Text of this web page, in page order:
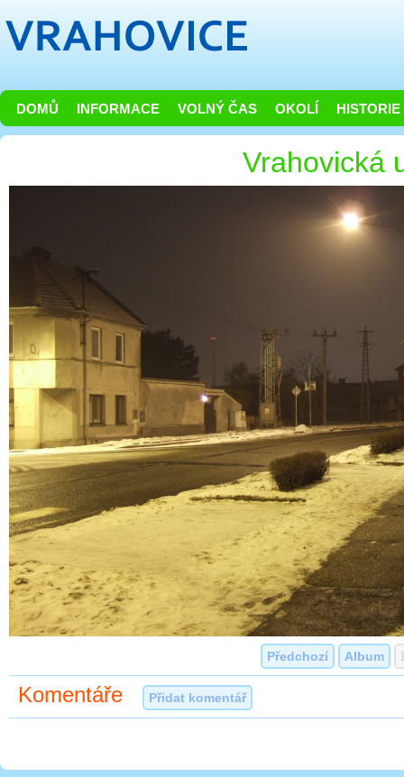
DOMŮ INFORMACE VOLNÝ ČAS OKOLÍ HISTORIE
Vrahovická
Předchozí Album
Komentáře Přidat komentář